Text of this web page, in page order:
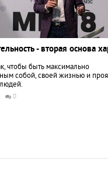
- вторая основа
чтобы быть максимально
собой, своей жизнью и
0